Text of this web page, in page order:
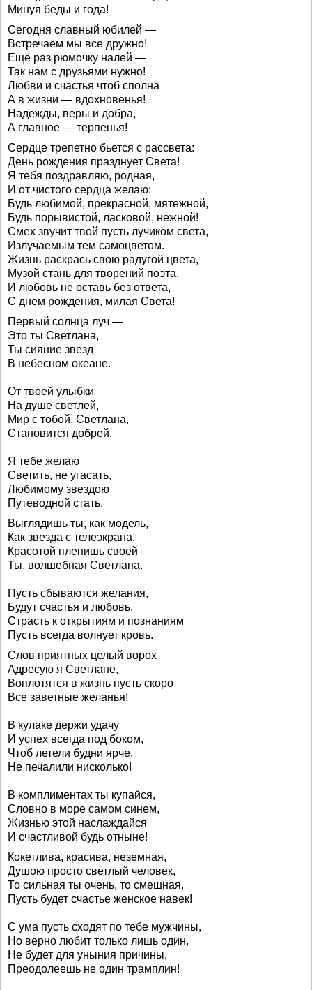
Минуя беды и года!
Сегодня славный юбилей —
Встречаем мы все дружно!
Ещё раз рюмочку налей —
Так нам с друзьями нужно!
Любви и счастья чтоб сполна
А в жизни — вдохновенья!
Надежды, веры и добра,
А главное — терпенья!
Сердце трепетно бьется с рассвета:
День рождения празднует Света!
Я тебя поздравляю, родная,
И от чистого сердца желаю:
Будь любимой, прекрасной, мятежной,
Будь порывистой, ласковой, нежной!
Смех звучит твой пусть лучиком света,
Излучаемым тем самоцветом.
Жизнь раскрась свою радугой цвета,
Музой стань для творений поэта.
И любовь не оставь без ответа,
С днем рождения, милая Света!
Первый солнца луч —
Это ты Светлана,
Ты сияние звезд
В небесном океане.
От твоей улыбки
На душе светлей,
Мир с тобой, Светлана,
Становится добрей.
Я тебе желаю
Светить, не угасать,
Любимому звездою
Путеводной стать.
Выглядишь ты, как модель,
Как звезда с телеэкрана,
Красотой пленишь своей
Ты, волшебная Светлана.
Пусть сбываются желания,
Будут счастья и любовь,
Страсть к открытиям и познаниям
Пусть всегда волнует кровь.
Слов приятных целый ворох
Адресую я Светлане,
Воплотятся в жизнь пусть скоро
Все заветные желанья!
В кулаке держи удачу
И успех всегда под боком,
Чтоб летели будни ярче,
Не печалили нисколько!
В комплиментах ты купайся,
Словно в море самом синем,
Жизнью этой наслаждайся
И счастливой будь отныне!
Кокетлива, красива, неземная,
Душою просто светлый человек,
То сильная ты очень, то смешная,
Пусть будет счастье женское навек!
С ума пусть сходят по тебе мужчины,
Но верно любит только лишь один,
Не будет для уныния причины,
Преодолеешь не один трамплин!